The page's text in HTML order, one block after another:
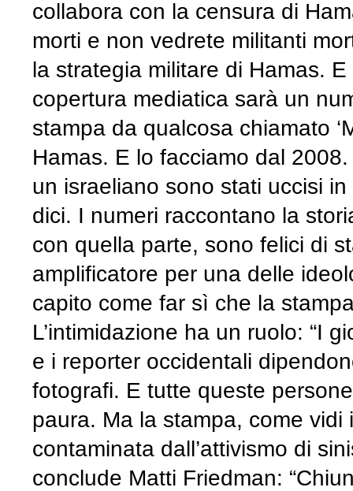
collabora con la censura di
morti e non vedrete militanti
la strategia militare di Hamas.
copertura mediatica sarà un
stampa da qualcosa chiamato
Hamas. E lo facciamo dal
un israeliano sono stati uccisi
dici. I numeri raccontano la
con quella parte, sono felici di
amplificatore per una delle
capito come far sì che la
L’intimidazione ha un ruolo: “I
e i reporter occidentali
fotografi. E tutte queste
paura. Ma la stampa, come vidi
contaminata dall’attivismo di
conclude Matti Friedman: